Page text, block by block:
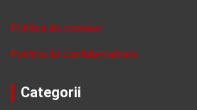
Politica de cookies
Politica de confidentalitate
Categorii